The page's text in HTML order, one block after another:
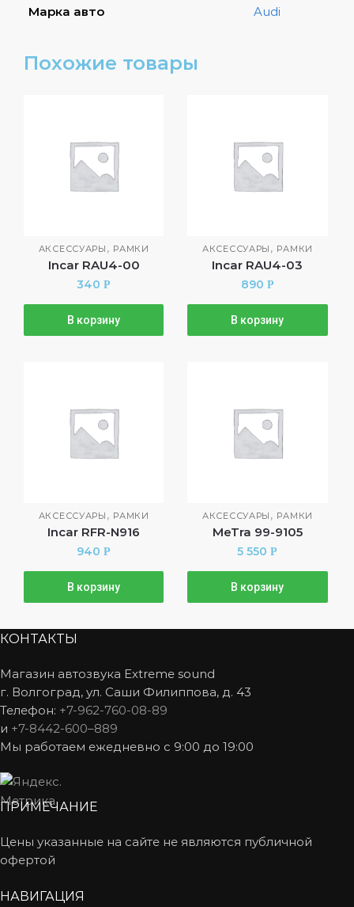
Марка авто Audi
Похожие товары
АКСЕССУАРЫ , РАМКИ
Incar RAU4-00
340Р
В корзину
АКСЕССУАРЫ , РАМКИ
Incar RAU4-03
890 Р
В корзину
АКСЕССУАРЫ , РАМКИ
Incar RFR-N916
940Р
В корзину
АКСЕССУАРЫ , РАМКИ
MeTra 99-9105
5 550Р
В корзину
КОНТАКТЫ
Магазин автозвука Extreme sound
г. Волгоград, ул. Саши Филиппова, д. 43
Телефон: +7-962-760-08-89
и +7-8442-600–889
Мы работаем ежедневно с 9:00 до 19:00
ПРИМЕЧАНИЕ
Цены указанные на сайте не являются публичной
офертой
НАВИГАЦИЯ